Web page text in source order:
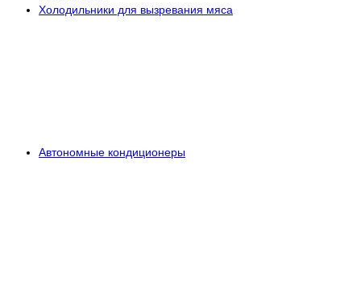
Холодильники для вызревания мяса
Автономные кондиционеры